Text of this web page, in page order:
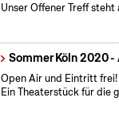
Unser Offener Treff steht
Sommer Köln 2020 -
Open Air und Eintritt frei!
Ein Theaterstück für die